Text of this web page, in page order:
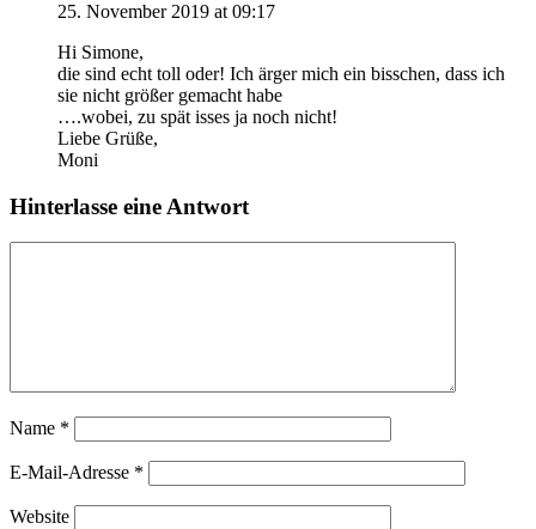
25. November 2019 at 09:17
Hi Simone,
die sind echt toll oder! Ich ärger mich ein bisschen, dass ich
sie nicht größer gemacht habe
….wobei, zu spät isses ja noch nicht!
Liebe Grüße,
Moni
Hinterlasse eine Antwort
Name *
E-Mail-Adresse *
Website